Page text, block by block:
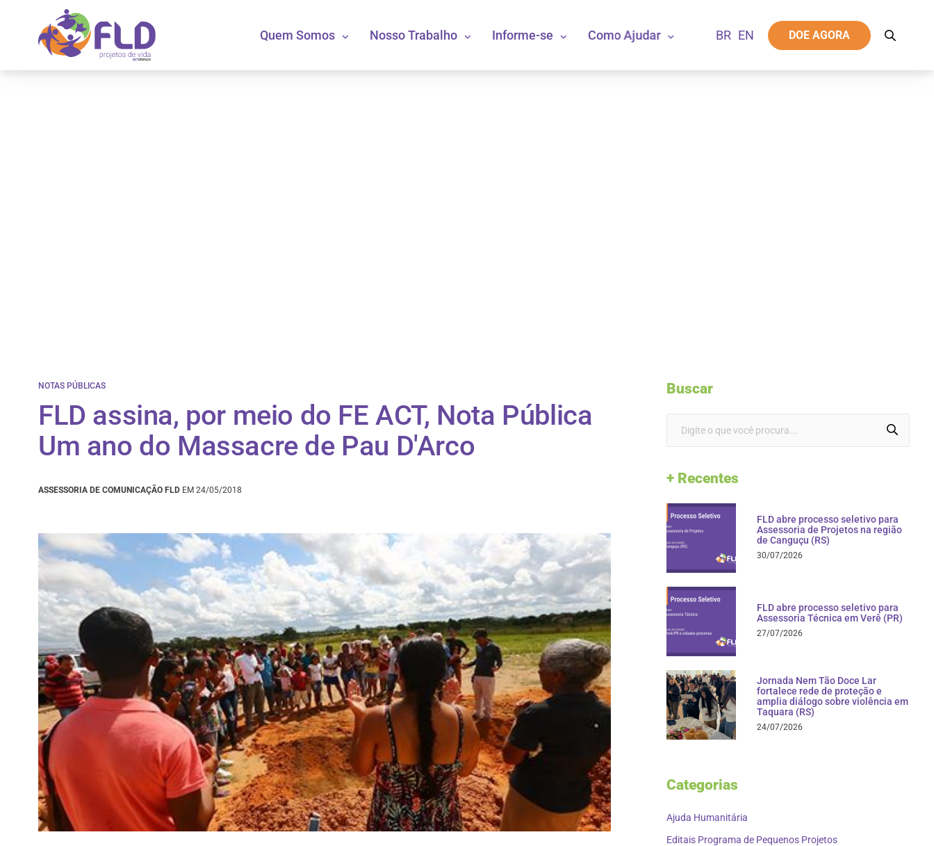
Quem Somos Nosso Trabalho Informe-se Como Ajudar DOE AGORA
NOTAS PÚBLICAS
FLD assina, por meio do FE ACT, Nota Pública
Um ano do Massacre de Pau D'Arco
ASSESSORIA DE COMUNICAÇÃO FLD EM 24/05/2018
Buscar
+ Recentes
FLD abre processo seletivo para
Assessoria de Projetos na região
de Canguçu (RS)
30/07/2026
FLD abre processo seletivo para
Assessoria Técnica em Verê (PR)
27/07/2026
Jornada Nem Tão Doce Lar
fortalece rede de proteção e
amplia diálogo sobre violência em
Taquara (RS)
24/07/2026
Categorias
Ajuda Humanitária
Editais Programa de Pequenos Projetos